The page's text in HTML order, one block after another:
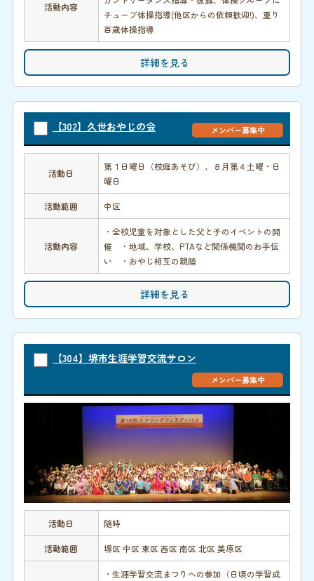
活動内容
チューブ体操指導(他区からの依頼歓迎!)、重り
百歳体操指導
詳細を見る
【302】久世おやじの会 メンバー募集中
活動日
第１日曜日（校庭あそび）、８月第４土曜・日
曜日
活動範囲 中区
活動内容
・全校児童を対象とした父と子のイベントの開
催 ・地域、学校、PTAなど関係機関のお手伝
い ・おやじ相互の親睦
詳細を見る
【304】堺市生涯学習交流サロン
メンバー募集中
活動日 随時
活動範囲 堺区 中区 東区 西区 南区 北区 美原区
・生涯学習交流まつりへの参加（日頃の学習成